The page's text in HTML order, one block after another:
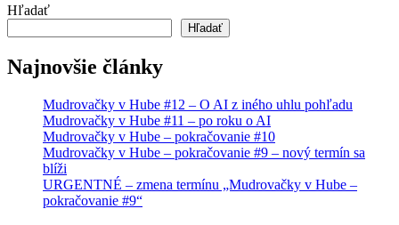
Hľadať
Hľadať
Najnovšie články
Mudrovačky v Hube #12 – O AI z iného uhlu pohľadu
Mudrovačky v Hube #11 – po roku o AI
Mudrovačky v Hube – pokračovanie #10
Mudrovačky v Hube – pokračovanie #9 – nový termín sa
blíži
URGENTNÉ – zmena termínu „Mudrovačky v Hube –
pokračovanie #9“